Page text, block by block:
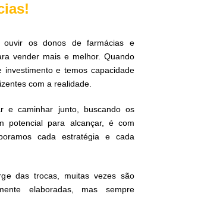
os donos de farmácias e
vender mais e melhor. Quando
e temos capacidade
com a realidade.
e caminhar junto, buscando os
potencial para alcançar, é com
cada estratégia e cada
das trocas, muitas vezes são
elaboradas, mas sempre